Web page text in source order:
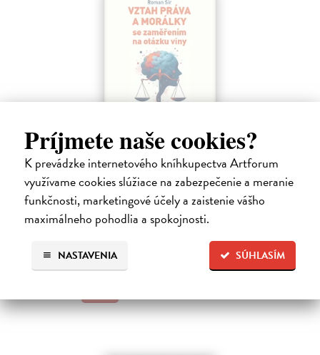
Príjmete naše cookies?
K prevádzke internetového kníhkupectva Artforum
využívame cookies slúžiace na zabezpečenie a meranie
funkčnosti, marketingové účely a zaistenie vášho
maximálneho pohodlia a spokojnosti.
SÚHLASÍM
NASTAVENIA
Vztah práva a morálky se zaměřením na
otázku viny
Šír Roman| Kniha
Tato kniha se snaží zmapovat možnosti vzájemného provázání práva a
morálky. Morálka není pojímána v rovině subjektivních pocitů, nýbrž
vychází ze současných dominantních směrů normativní etiky.
Zasielame do 14 dní